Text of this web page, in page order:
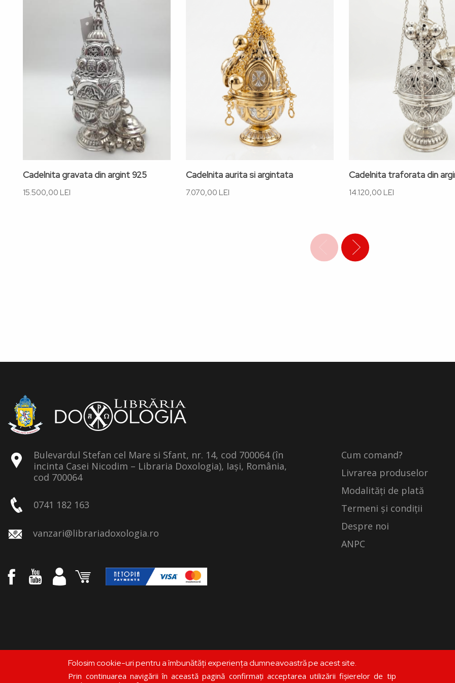
Cadelnita gravata din argint 925
15.500,00 LEI
Cadelnita aurita si argintata
7.070,00 LEI
Cadelnita traforata din
14.120,00 LEI
Bulevardul Stefan cel Mare si Sfant, nr. 14, cod 700064 (în
incinta Casei Nicodim – Libraria Doxologia), Iași, România,
cod 700064
0741 182 163
vanzari@librariadoxologia.ro
Cum comand?
Livrarea produselor
Modalități de plată
Termeni și condiții
Despre noi
ANPC
©librariadoxologia.ro
Folosim cookie-uri pentru a îmbunătăți experiența dumneavoastră pe acest site.
Prin continuarea navigării în această pagină confirmați acceptarea utilizării fișierelor de tip